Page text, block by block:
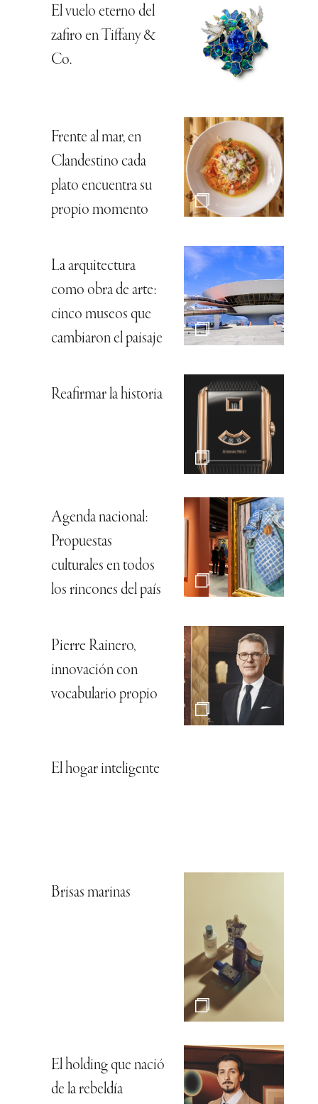
El vuelo eterno del
zafiro en Tiffany &
Co.
Frente al mar, en
Clandestino cada
plato encuentra su
propio momento
La arquitectura
como obra de arte:
cinco museos que
cambiaron el paisaje
Reafirmar la historia
Agenda nacional:
Propuestas
culturales en todos
los rincones del país
Pierre Rainero,
innovación con
vocabulario propio
El hogar inteligente
Brisas marinas
El holding que nació
de la rebeldía